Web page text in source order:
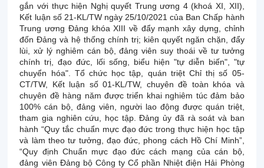
gắn với thực hiện Nghị quyết Trung ương 4 (khoá XI, XII),
Kết luận số 21-KL/TW ngày 25/10/2021 của Ban Chấp hành
Trung ương Đảng khóa XIII về đẩy mạnh xây dựng, chỉnh
đốn Đảng và hệ thống chính trị; kiên quyết ngăn chặn, đẩy
lùi, xử lý nghiêm cán bộ, đảng viên suy thoái về tư tưởng
chính trị, đạo đức, lối sống, biểu hiện "tự diễn biến", "tự
chuyển hóa". Tổ chức học tập, quán triệt Chỉ thị số 05-
CT/TW, Kết luận số 01-KL/TW, chuyên đề toàn khóa và
chuyên đề hàng năm được triển khai nghiêm túc đảm bảo
100% cán bộ, đảng viên, người lao động được quán triệt,
tham gia nghiên cứu, học tập. Đảng ủy đã rà soát và ban
hành “Quy tắc chuẩn mực đạo đức trong thực hiện học tập
và làm theo tư tưởng, đạo đức, phong cách Hồ Chí Minh”,
“Quy định Chuẩn mực đạo đức cách mạng của cán bộ,
đảng viên Đảng bộ Công ty Cổ phần Nhiệt điện Hải Phòng